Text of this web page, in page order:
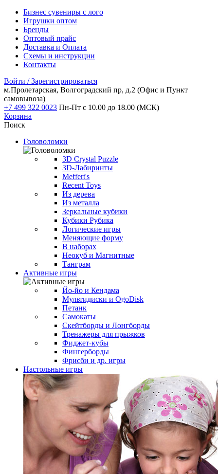
Бизнес сувениры с лого
Игрушки оптом
Бренды
Оптовый прайс
Доставка и Оплата
Схемы и инструкции
Контакты
Войти / Зарегистрироваться
м.Пролетарская, Волгоградский пр, д.2 (Офис и Пункт
самовывоза)
+7 499 322 0023 Пн-Пт с 10.00 до 18.00 (МСК)
Корзина
Поиск
Головоломки
3D Crystal Puzzle
3D-Лабиринты
Meffert's
Recent Toys
Из дерева
Из металла
Зеркальные кубики
Кубики Рубика
Логические игры
Меняющие форму
В наборах
Неокуб и Магнитные
Танграм
Активные игры
Йо-йо и Кендама
Мультидиски и OgoDisk
Петанк
Самокаты
Скейтборды и Лонгборды
Тренажеры для прыжков
Фиджет-кубы
Фингерборды
Фрисби и др. игры
Настольные игры